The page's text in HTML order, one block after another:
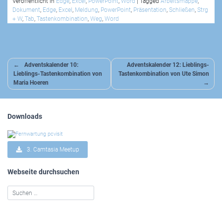
Dokument, Edge, Excel, Meldung, PowerPoint, Präsentation, Schließen, Strg
+ W, Tab, Tastenkombination, Weg, Word
Beitragsnavigation
Adventskalender 10:
Lieblings-Tastenkombination von
Maria Hoeren
Adventskalender 12: Lieblings-
Tastenkombination von Ute Simon
Downloads
3. Camtasia Meetup
Webseite durchsuchen